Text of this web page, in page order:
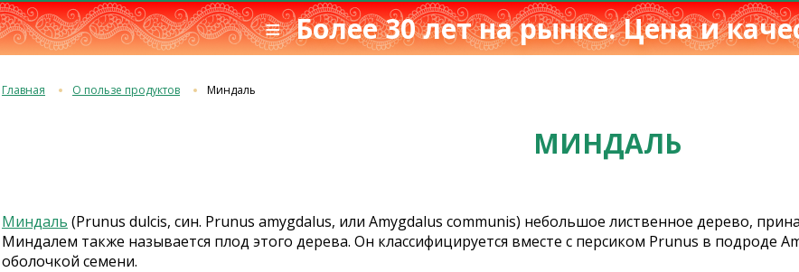
≡ Более 30 лет на рынке. Цена и
Главная О пользе продуктов Миндаль
МИНДАЛЬ
Миндаль (Prunus dulcis, син. Prunus amygdalus, или Amygdalus communis) небольшое лиственное дерево,
Миндалем также называется плод этого дерева. Он классифицируется вместе с персиком Prunus в подроде
оболочкой семени.